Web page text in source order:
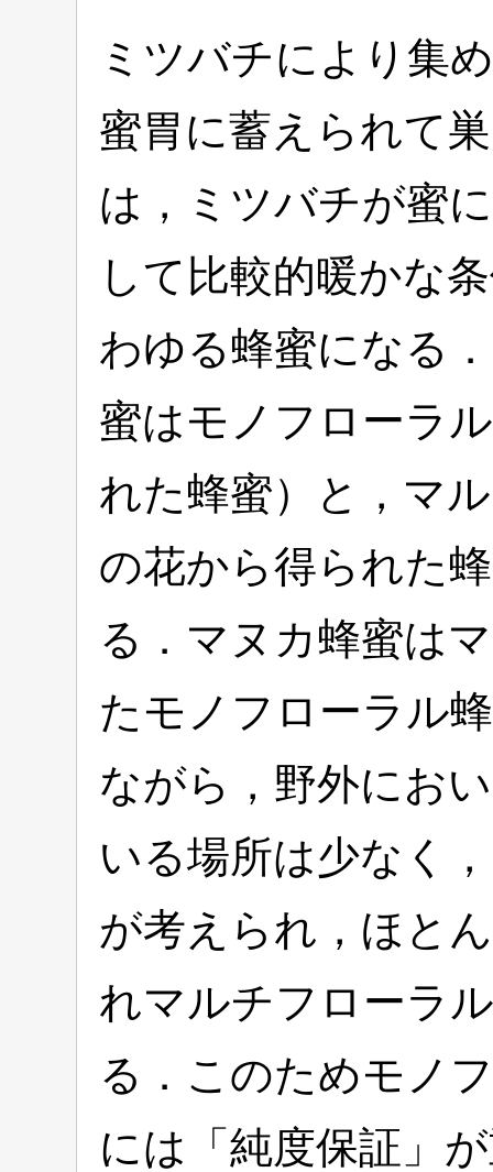
ミツバチにより集
蜜胃に蓄えられて
は，ミツバチが蜜
して比較的暖かな
わゆる蜂蜜になる
蜜はモノフローラ
れた蜂蜜）と，マ
の花から得られた
る．マヌカ蜂蜜は
たモノフローラル
ながら，野外にお
いる場所は少なく
が考えられ，ほと
れマルチフローラ
る．このためモノ
には「純度保証」